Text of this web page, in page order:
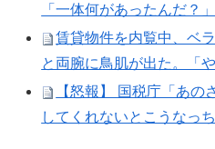
「一体何があったんだ？
賃貸物件を内覧中、ベ
と両腕に鳥肌が出た。「
【怒報】 国税庁「あ
してくれないとこうなっ